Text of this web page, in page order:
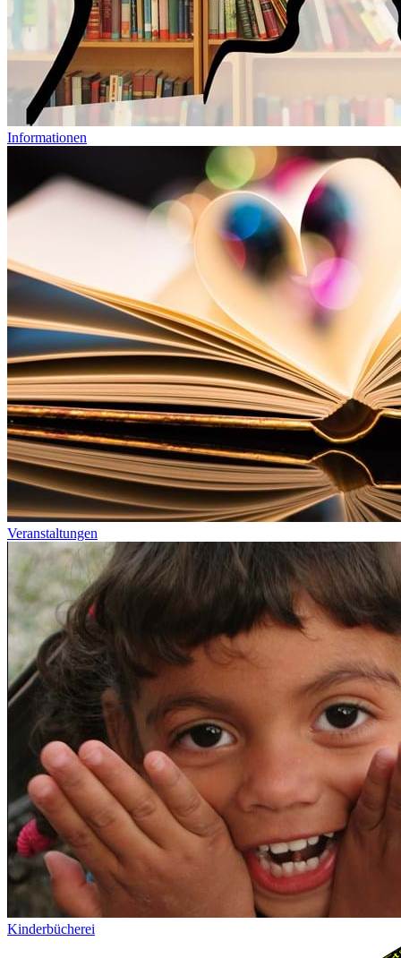
Informationen
Veranstaltungen
Kinderbücherei